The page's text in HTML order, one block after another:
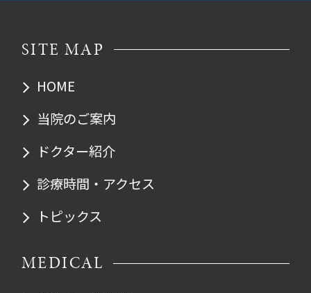
SITE MAP
HOME
当院のご案内
ドクター紹介
診療時間・アクセス
トピックス
MEDICAL